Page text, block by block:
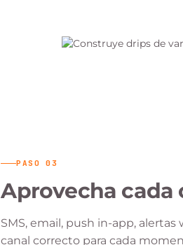
PASO03
Aprovecha cada
SMS, email, push in-app,
canal correcto para cada